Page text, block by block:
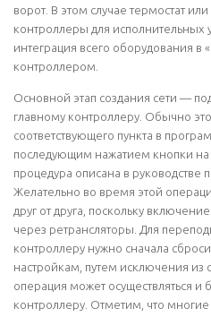
ворот. В этом случае термостат
контроллеры для исполнительных
интеграция всего оборудования в
контроллером.
Основной этап создания сети —
главному контроллеру. Обычно
соответствующего пункта в
последующим нажатием кнопки на
процедура описана в руководстве
Желательно во время этой
друг от друга, поскольку
через ретрансляторы. Для
контроллеру нужно сначала
настройкам, путем исключения из
операция может осуществляться и
контроллеру. Отметим, что